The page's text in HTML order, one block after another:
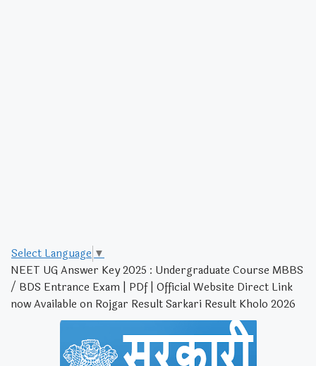
Select Language▼
NEET UG Answer Key 2025 : Undergraduate Course MBBS
/ BDS Entrance Exam | PDf | Official Website Direct Link
now Available on Rojgar Result Sarkari Result Kholo 2026